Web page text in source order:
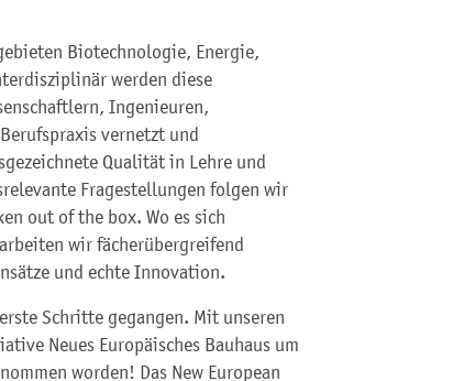
Biotechnologie, Energie,
werden diese
Ingenieuren,
vernetzt und
Qualität in Lehre und
Fragestellungen folgen wir
out of the box. Wo es sich
wir fächerübergreifend
und echte Innovation.
Schritte gegangen. Mit unseren
Neues Europäisches Bauhaus um
worden! Das New European